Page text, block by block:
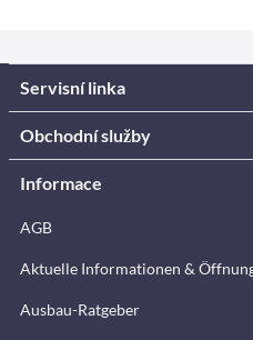
Servisní linka
Obchodní služby
Informace
AGB
Aktuelle Informationen &
Ausbau-Ratgeber